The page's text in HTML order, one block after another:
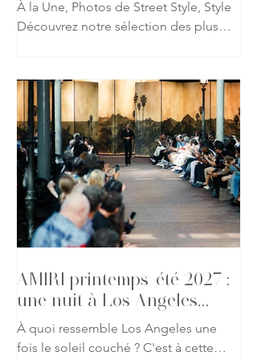
À la Une, Photos de Street Style, Style
Découvrez notre sélection des plus
de la Fashion Week de Paris. Fidèle à
l'univers imaginé par Mike Amiri, les
invités ont revisité les codes du
glamour californien à travers des
silhouettes mêlant tailoring
décontracté, cuir, denim et détails
précieux. Une galerie qui capture
l'atmosphère du défilé et l'élégance
des invités présents pour l'un des
AMIRI printemps-été 2027 :
une nuit à Los Angeles
s'invite à Paris
À quoi ressemble Los Angeles une
fois le soleil couché ? C'est à cette